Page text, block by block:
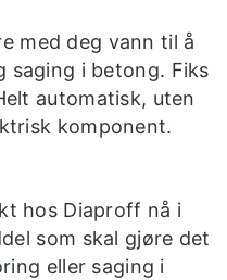
med deg vann til å
saging i betong. Fiks
automatisk, uten
komponent.
hos Diaproff nå i
som skal gjøre det
eller saging i